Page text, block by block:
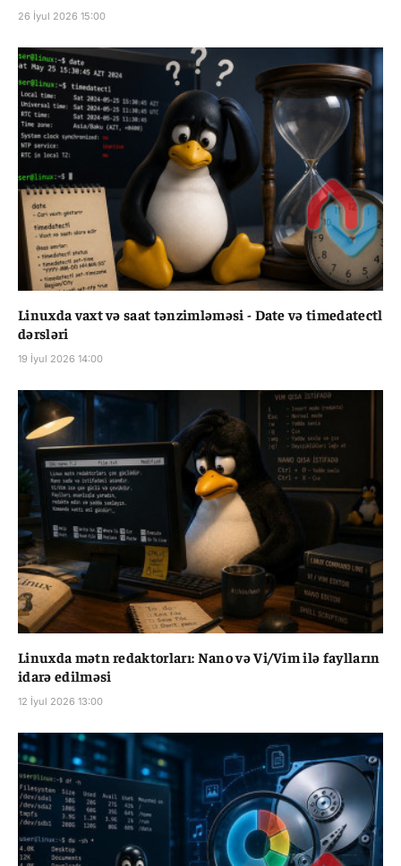
26 İyul 2026 15:00
Linuxda vaxt və saat tənzimləməsi - Date və timedatectl
dərsləri
19 İyul 2026 14:00
Linuxda mətn redaktorları: Nano və Vi/Vim ilə faylların
idarə edilməsi
12 İyul 2026 13:00